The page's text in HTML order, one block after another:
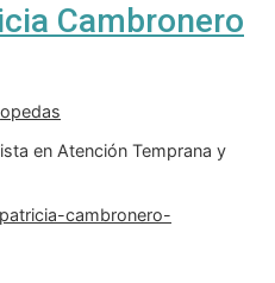
Cambronero
en Atención Temprana y
cambronero-